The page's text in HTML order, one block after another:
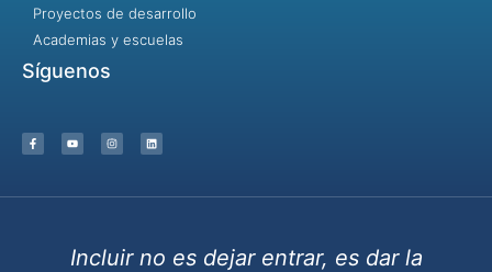
Proyectos de desarrollo
Academias y escuelas
Síguenos
Incluir no es dejar entrar, es dar la